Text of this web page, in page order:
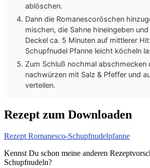
ablöschen.
Dann die Romanescoröschen
mischen, die Sahne hineingeben
Deckel ca. 5 Minuten auf mittlerer
Schupfnudel Pfanne leicht köcheln
Zum Schluß nochmal abschmecken
nachwürzen mit Salz & Pfeffer und
verteilen.
Rezept zum Downloaden
Rezept Romanesco-Schupfnudelpfanne
Kennst Du schon meine anderen
Schupfnudeln?